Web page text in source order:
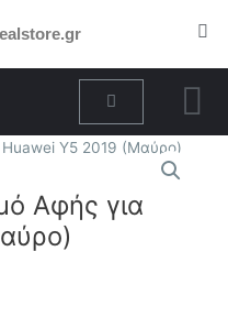
Cart
Αφής για